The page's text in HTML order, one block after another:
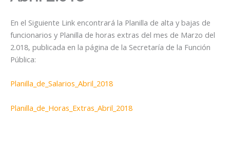
En el Siguiente Link encontrará la Planilla de alta y bajas de
funcionarios y Planilla de horas extras del mes de Marzo del
2.018, publicada en la página de la Secretaría de la Función
Pública:
Planilla_de_Salarios_Abril_2018
Planilla_de_Horas_Extras_Abril_2018